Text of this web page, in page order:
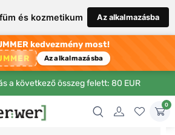
és kozmetikum Az alkalmazásba
kedvezmény most!
Az alkalmazásba
a következő összeg felett: 80 EUR
0